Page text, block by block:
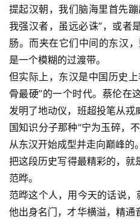
提起汉朝，我们脑海里首先
我强汉者，虽远必诛”，或者
肠。而夹在它们中间的东汉
是一个模糊的过渡带。
但实际上，东汉是中国历史
骨最硬”的一个时代。蔡伦在
发明了地动仪，班超投笔从戎
国知识分子那种“宁为玉碎，
从东汉开始成型并走向巅峰的。
把这段历史写得最精彩的，
范晔。
范晔这个人，用今天的话说，
他出身名门，才华横溢，精通